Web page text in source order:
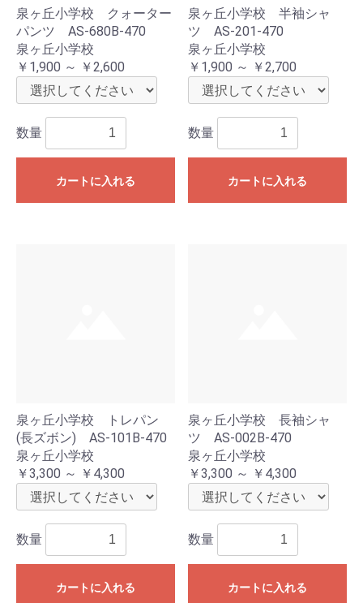
泉ヶ丘小学校 クォーター
パンツ AS-680B-470
泉ヶ丘小学校
￥1,900 ～ ￥2,600
数量
カートに入れる
泉ヶ丘小学校 半袖シャ
ツ AS-201-470
泉ヶ丘小学校
￥1,900 ～ ￥2,700
数量
カートに入れる
泉ヶ丘小学校 トレパン
(長ズボン) AS-101B-470
泉ヶ丘小学校
￥3,300 ～ ￥4,300
数量
カートに入れる
泉ヶ丘小学校 長袖シャ
ツ AS-002B-470
泉ヶ丘小学校
￥3,300 ～ ￥4,300
数量
カートに入れる